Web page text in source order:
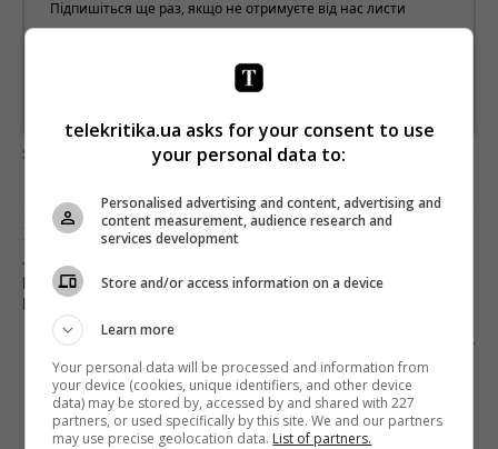
Підпишіться ще раз, якщо не отримуєте від нас листи
загрузка...
Предыдущий пост
«КИНА НЕ БУДЕТ»: СБУ ЗАБЛОКИРОВАЛА
КИЕВСКОГО РЕТРАНСЛЯТОРА РОССИЙСКИХ
Следующий пост
КАМЕРОЙ ПО ГОЛОВЕ: ЖУРНАЛИСТОВ
ИЗБИВАЮТ, ПОЛИЦИЯ БЕЗДЕЙСТВУЕТ
telekritika.ua asks for your consent to use
your personal data to:
Personalised advertising and content, advertising and
content measurement, audience research and
services development
Store and/or access information on a device
Learn more
Your personal data will be processed and information from
your device (cookies, unique identifiers, and other device
data) may be stored by, accessed by and shared with 227
partners, or used specifically by this site. We and our partners
may use precise geolocation data. List of partners.